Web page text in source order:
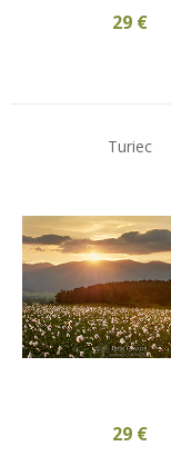
29 €
Turiec
29 €